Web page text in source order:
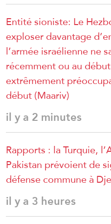
Entité sioniste: Le
exploser davantage
l’armée israélienne ne
récemment ou au
extrêmement
début (Maariv)
il y a 2 minutes
Rapports : la Turquie,
Pakistan prévoient de
défense commune à
il y a 3 heures